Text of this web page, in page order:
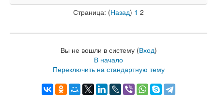
Страница: (Назад) 1 2
Вы не вошли в систему (Вход)
В начало
Переключить на стандартную тему